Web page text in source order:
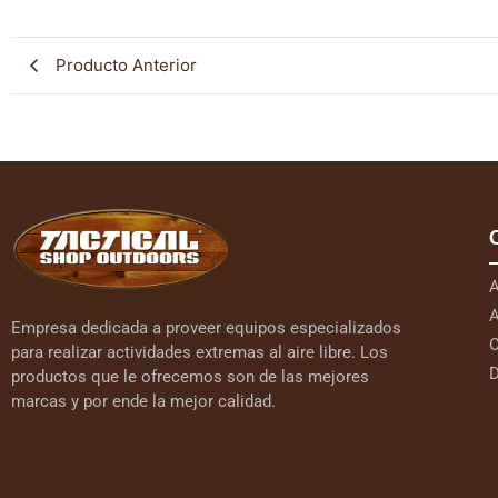
Producto Anterior
Empresa dedicada a proveer equipos especializados
para realizar actividades extremas al aire libre. Los
productos que le ofrecemos son de las mejores
marcas y por ende la mejor calidad.